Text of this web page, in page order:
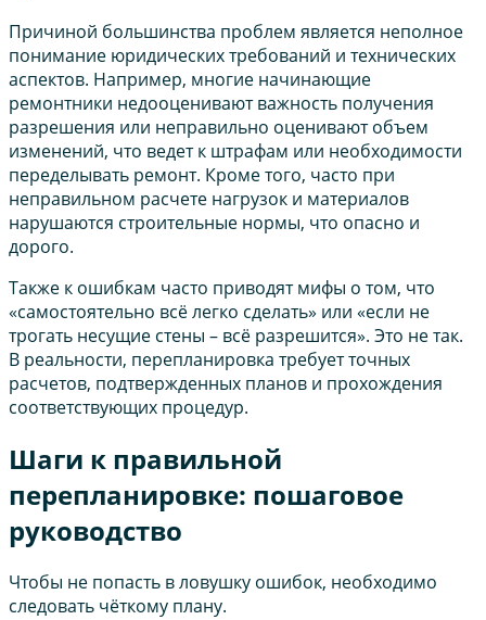
Причиной большинства проблем является неполное
понимание юридических требований и технических
аспектов. Например, многие начинающие
ремонтники недооценивают важность получения
разрешения или неправильно оценивают объем
изменений, что ведет к штрафам или необходимости
переделывать ремонт. Кроме того, часто при
неправильном расчете нагрузок и материалов
нарушаются строительные нормы, что опасно и
дорого.
Также к ошибкам часто приводят мифы о том, что
«самостоятельно всё легко сделать» или «если не
трогать несущие стены – всё разрешится». Это не так.
В реальности, перепланировка требует точных
расчетов, подтвержденных планов и прохождения
соответствующих процедур.
Шаги к правильной
перепланировке: пошаговое
руководство
Чтобы не попасть в ловушку ошибок, необходимо
следовать чёткому плану.